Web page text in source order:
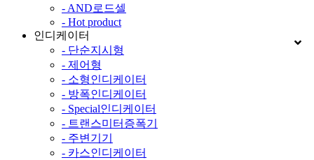
- AND로드셀
- Hot product
인디케이터
- 단순지시형
- 제어형
- 소형인디케이터
- 방폭인디케이터
- Special인디케이터
- 트랜스미터증폭기
- 주변기기
- 카스인디케이터